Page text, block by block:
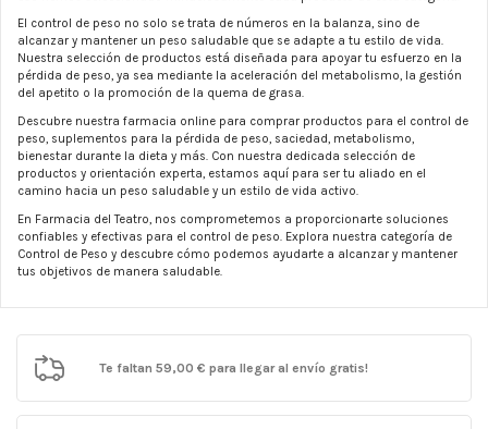
El control de peso no solo se trata de números en la balanza, sino de
alcanzar y mantener un peso saludable que se adapte a tu estilo de vida.
Nuestra selección de productos está diseñada para apoyar tu esfuerzo en la
pérdida de peso, ya sea mediante la aceleración del metabolismo, la gestión
del apetito o la promoción de la quema de grasa.
Descubre nuestra farmacia online para comprar productos para el control de
peso, suplementos para la pérdida de peso, saciedad, metabolismo,
bienestar durante la dieta y más. Con nuestra dedicada selección de
productos y orientación experta, estamos aquí para ser tu aliado en el
camino hacia un peso saludable y un estilo de vida activo.
En Farmacia del Teatro, nos comprometemos a proporcionarte soluciones
confiables y efectivas para el control de peso. Explora nuestra categoría de
Control de Peso y descubre cómo podemos ayudarte a alcanzar y mantener
tus objetivos de manera saludable.
Te faltan 59,00 € para llegar al envío gratis!